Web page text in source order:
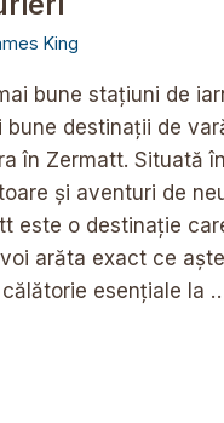
King
bune stațiuni de
destinații de
în Zermatt. Situată
și aventuri de
este o destinație
arăta exact ce
esențiale la